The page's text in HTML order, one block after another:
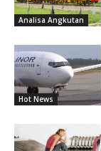
Analisa Angkutan
Hot News